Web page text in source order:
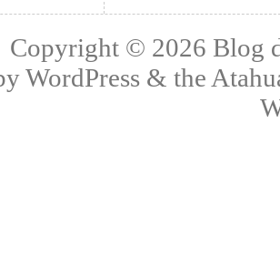
Copyright © 2026 Blog
WordPress & the